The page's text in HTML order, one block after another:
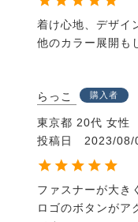
着け心地、デザイ
他のカラー展開も
らっこ 購入者
東京都 20代 女性
投稿日
2023/08/
ファスナーが大き
ロゴのボタンがア